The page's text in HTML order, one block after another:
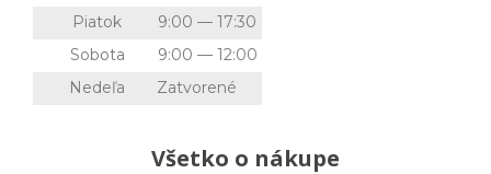
Piatok
9:00 — 17:30
Sobota
9:00 — 12:00
Nedeľa
Zatvorené
Všetko o nákupe